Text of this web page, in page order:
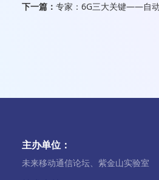
下一篇： 专家：6G三大关键——自
主办单位：
未来移动通信论坛、紫金山实验室